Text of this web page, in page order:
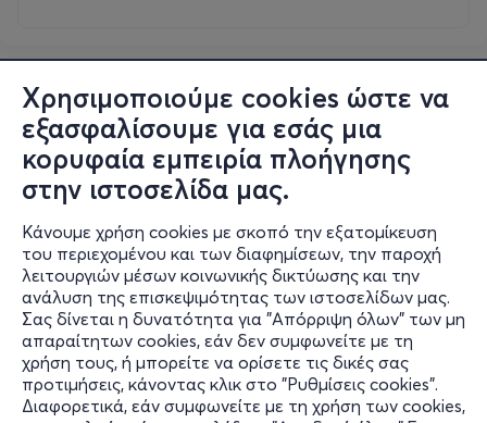
Χρησιμοποιούμε cookies ώστε να
εξασφαλίσουμε για εσάς μια
κορυφαία εμπειρία πλοήγησης
στην ιστοσελίδα μας.
Κάνουμε χρήση cookies με σκοπό την εξατομίκευση
του περιεχομένου και των διαφημίσεων, την παροχή
λειτουργιών μέσων κοινωνικής δικτύωσης και την
ανάλυση της επισκεψιμότητας των ιστοσελίδων μας.
Σας δίνεται η δυνατότητα για "Απόρριψη όλων" των μη
απαραίτητων cookies, εάν δεν συμφωνείτε με τη
χρήση τους, ή μπορείτε να ορίσετε τις δικές σας
προτιμήσεις, κάνοντας κλικ στο "Ρυθμίσεις cookies".
Διαφορετικά, εάν συμφωνείτε με τη χρήση των cookies,
Πληροφορίες
Υποστήριξη
Stay Connected